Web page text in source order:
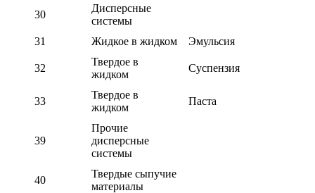
30
Дисперсные
системы
31
Жидкое в жидком Эмульсия
32
Твердое в
жидком
Суспензия
33
Твердое в
жидком
Паста
39
Прочие
дисперсные
системы
40
Твердые сыпучие
материалы